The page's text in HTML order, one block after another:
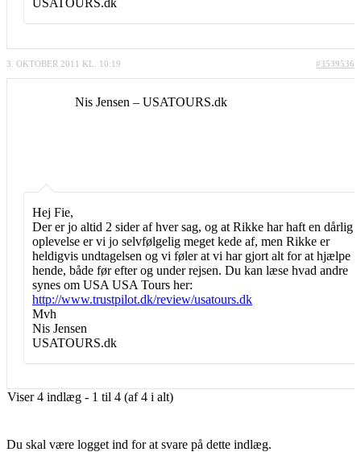
3. OKTOBER 2011 KL. 10:19 #3539536
Nis Jensen – USATOURS.dk
Hej Fie,
Der er jo altid 2 sider af hver sag, og at Rikke har haft en dårlig
oplevelse er vi jo selvfølgelig meget kede af, men Rikke er
heldigvis undtagelsen og vi føler at vi har gjort alt for at hjælpe
hende, både før efter og under rejsen. Du kan læse hvad andre
synes om USA USA Tours her:
http://www.trustpilot.dk/review/usatours.dk
Mvh
Nis Jensen
USATOURS.dk
Viser 4 indlæg - 1 til 4 (af 4 i alt)
Du skal være logget ind for at svare på dette indlæg.